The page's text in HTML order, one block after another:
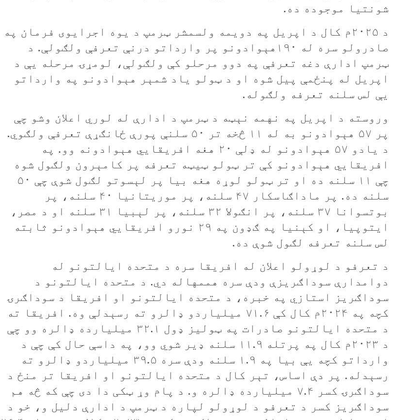
شونتيا موجوده ده.
د ۲۰۲۵م کال د اپريل په دويمه ولسمشر ټرمپ د يوه اجرايوی فرمان په
صادرولو سره له ۱۹۰هېوادونو پر وارداتو درنې تعرفې ولګولې. د
ټرمپ ادارې دغه تعرفې په دوو مرحلو کې ولګولې، لومړۍ مرحله یې د
اپريل له پنځمې پيل شوه او د ټولو ياد شمېر هېوادونو په وارداتو
یې لس سلنه تعرفه ولګوله.
وروسته د اپريل په نهمه نېټه د ټرمپ د ادارې له لوري اعلان وشو چې
پر ۵۷ هېوادونو به له ۱۱ څخه تر ۵۰ سلنې پورې ځانګړې تعرفې ولګوي.
د يادو ۵۷ هېوادونو له ډلې ۲۰ هغه افريقايي هېوادونه وو. په
افريقايي هېوادونو کې تر ټولو ټيټه تعرفه پر کامېرون ولګول شوه
چې ۱۱ سلنه ده او تر ټولو لوړه هغه بيا پر لېسوتو لګول شوې چې ۵۰
سلنه ده. پر ماداګاسکار ۴۷ سلنه، پر موريتانيا ۴۰ سلنه، پر
بوتسوانا ۳۷ سلنه، پر انګولا ۳۲ سلنه، پر لېبيا ۳۱ سلنه او د مصر،
ايتوپيا، او کېنيا په ګډون په ۲۹ نورو افريقايي هېوادونو ثابته
لس سلنه تعرفه لګول شوې ده.
د تعرفو د لوړولو اعلان له افريقا سره د متحده ایالتونو له
دوامدارې سوداګريزې ودې سره هممهاله دي. د متحده ايالتونو د
سوداګريز استازي په خبره، د متحده ايالتونو او افريقا د سوداګرۍ
کچه په ۲۰۲۴م کال کې ۷۱.۶ ميلياردو ډالرو ته رسېدلې وه. افریقا ته
د متحده ايالتونو صادرات په ټوليز ډول ۳۲.۱ ميليارده ډالره وو چې
د ۲۰۲۳م کال په پرتله ۱۱.۹ سلنه ډير شوي وو، په داسې حال کې چې د
وارداتو کچه یې بيا په ۱.۹ سلنه ودې سره ۳۹.۵ ميلياردو ډالرو ته
رسېدله. پر دې اساس، تېر کال د متحده ايالتونو او افريقا تر منځ د
سوداګرۍ کسر ۷.۴ ميليارده ډالره و. د پام وړ ټکی دا دی چې که څه هم
سوداګريز کسر د تعرفو د لوړولو لپاره د ټرمپ د ادارې دليل و، خو د